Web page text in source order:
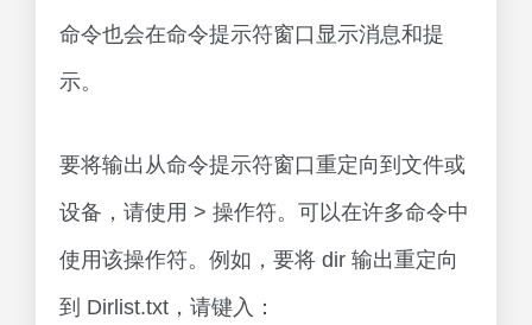
命令也会在命令提示符窗口显示消息和提
示。
要将输出从命令提示符窗口重定向到文件或
设备，请使用 > 操作符。可以在许多命令中
使用该操作符。例如，要将 dir 输出重定向
到 Dirlist.txt，请键入：